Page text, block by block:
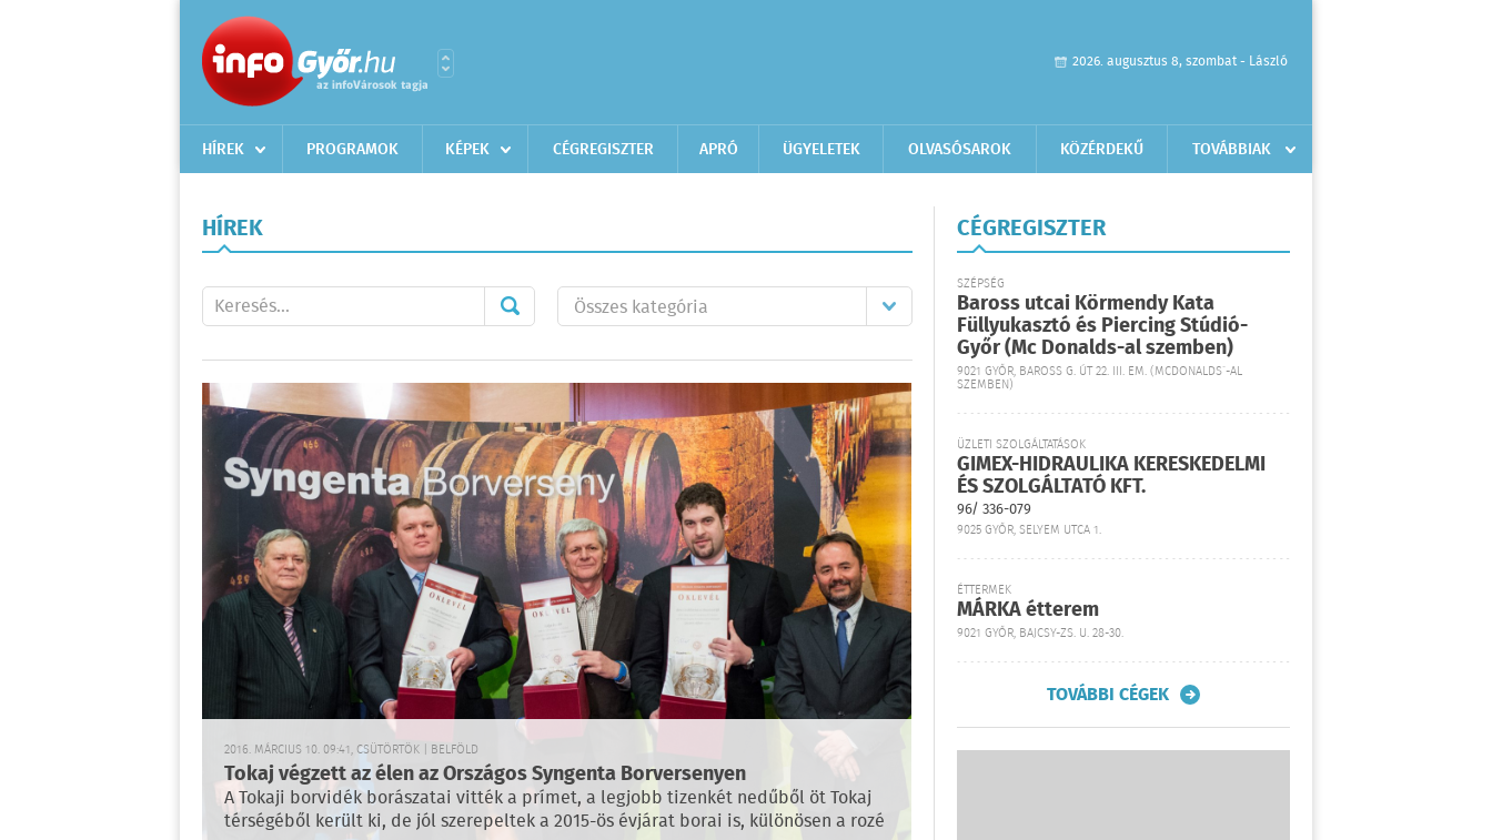
2026. augusztus 8, szombat - László
HÍREK PROGRAMOK KÉPEK CÉGREGISZTER APRÓ ÜGYELETEK OLVASÓSAROK KÖZÉRDEKŰ TOVÁBBIAK
HÍREK
2016. MÁRCIUS 10. 09:41, CSÜTÖRTÖK | BELFÖLD
Tokaj végzett az élen az Országos Syngenta Borversenyen
A Tokaji borvidék borászatai vitték a prímet, a legjobb tizenkét nedűből öt Tokaj
térségéből került ki, de jól szerepeltek a 2015-ös évjárat borai is, különösen a rozé
CÉGREGISZTER
SZÉPSÉG
Baross utcai Körmendy Kata
Füllyukasztó és Piercing Stúdió-
Győr (Mc Donalds-al szemben)
9021 GYŐR, BAROSS G. ÚT 22. III. EM. (MCDONALDS´-AL
SZEMBEN)
ÜZLETI SZOLGÁLTATÁSOK
GIMEX-HIDRAULIKA KERESKEDELMI
ÉS SZOLGÁLTATÓ KFT.
96/ 336-079
9025 GYŐR, SELYEM UTCA 1.
ÉTTERMEK
MÁRKA étterem
9021 GYŐR, BAJCSY-ZS. U. 28-30.
TOVÁBBI CÉGEK